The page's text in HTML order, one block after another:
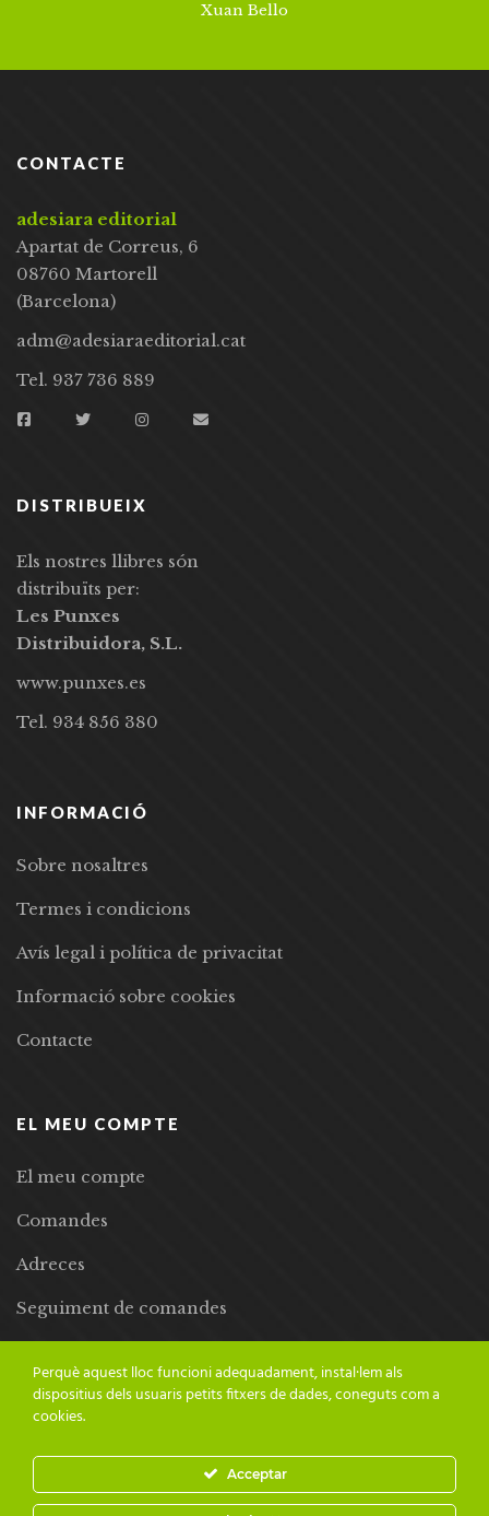
Xuan Bello
CONTACTE
adesiara editorial
Apartat de Correus, 6
08760 Martorell
(Barcelona)
adm@adesiaraeditorial.cat
Tel. 937 736 889
DISTRIBUEIX
Els nostres llibres són
distribuïts per:
Les Punxes
Distribuidora, S.L.
www.punxes.es
Tel. 934 856 380
INFORMACIÓ
Sobre nosaltres
Termes i condicions
Avís legal i política de privacitat
Informació sobre cookies
Contacte
EL MEU COMPTE
El meu compte
Comandes
Adreces
Seguiment de comandes
© 2024 Adesiara Editorial | Tots els drets reservats | Preus amb
Perquè aquest lloc funcioni adequadament, instal·lem als
dispositius dels usuaris petits fitxers de dades, coneguts com a
cookies.
Acceptar